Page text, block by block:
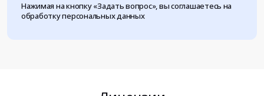
Нажимая на кнопку «Задать вопрос», вы соглашаетесь на
обработку персональных данных